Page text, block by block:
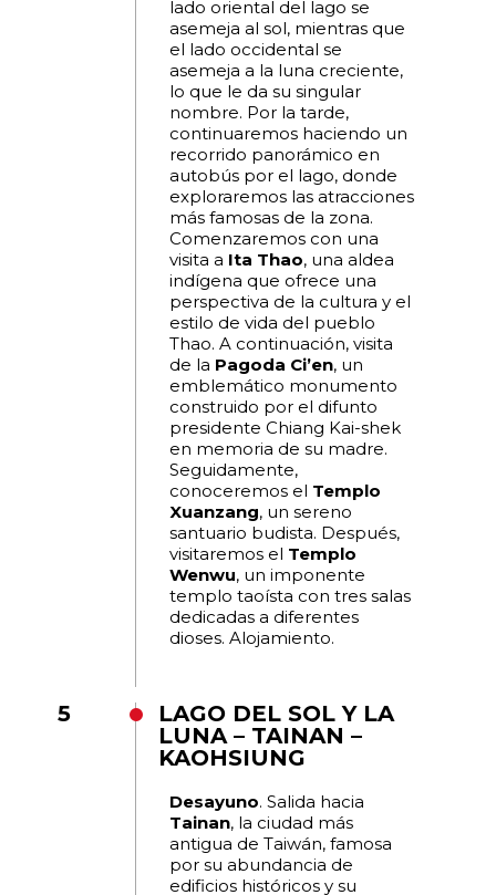
lado oriental del lago se
asemeja al sol, mientras que
el lado occidental se
asemeja a la luna creciente,
lo que le da su singular
nombre. Por la tarde,
continuaremos haciendo un
recorrido panorámico en
autobús por el lago, donde
exploraremos las atracciones
más famosas de la zona.
Comenzaremos con una
visita a Ita Thao, una aldea
indígena que ofrece una
perspectiva de la cultura y el
estilo de vida del pueblo
Thao. A continuación, visita
de la Pagoda Ci’en, un
emblemático monumento
construido por el difunto
presidente Chiang Kai-shek
en memoria de su madre.
Seguidamente,
conoceremos el Templo
Xuanzang, un sereno
santuario budista. Después,
visitaremos el Templo
Wenwu, un imponente
templo taoísta con tres salas
dedicadas a diferentes
dioses. Alojamiento.
5
LAGO DEL SOL Y LA
LUNA – TAINAN –
KAOHSIUNG
Desayuno. Salida hacia
Tainan, la ciudad más
antigua de Taiwán, famosa
por su abundancia de
edificios históricos y su